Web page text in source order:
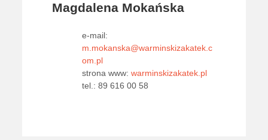
Magdalena Mokańska
e-mail:
m.mokanska@warminskizakatek.c
om.pl
strona www:warminskizakatek.pl
tel.: 89 616 00 58